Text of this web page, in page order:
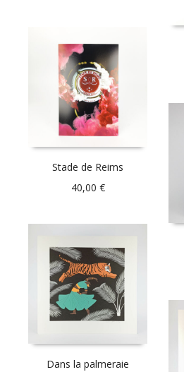
Stade de Reims
40,00 €
Dans la palmeraie